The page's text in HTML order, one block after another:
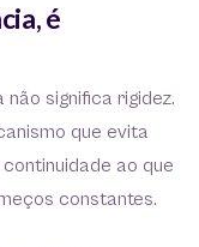
é
significa rigidez.
que evita
ao que
constantes.